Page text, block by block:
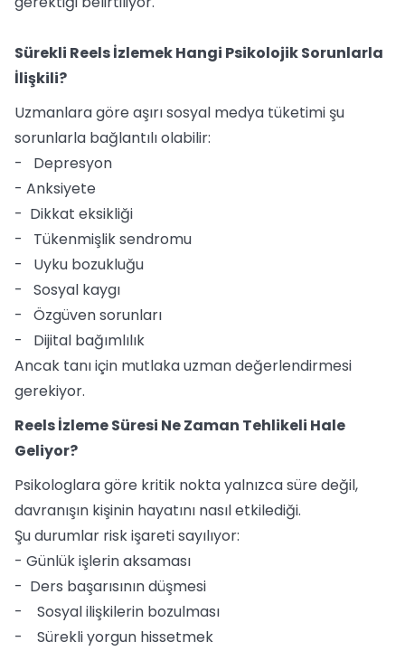
Sürekli Reels İzlemek Hangi Psikolojik Sorunlarla
İlişkili?
Uzmanlara göre aşırı sosyal medya tüketimi şu
sorunlarla bağlantılı olabilir:
- Depresyon
- Anksiyete
- Dikkat eksikliği
- Tükenmişlik sendromu
- Uyku bozukluğu
- Sosyal kaygı
- Özgüven sorunları
- Dijital bağımlılık
Ancak tanı için mutlaka uzman değerlendirmesi
gerekiyor.
Reels İzleme Süresi Ne Zaman Tehlikeli Hale
Geliyor?
Psikologlara göre kritik nokta yalnızca süre değil,
davranışın kişinin hayatını nasıl etkilediği.
Şu durumlar risk işareti sayılıyor:
- Günlük işlerin aksaması
- Ders başarısının düşmesi
- Sosyal ilişkilerin bozulması
- Sürekli yorgun hissetmek